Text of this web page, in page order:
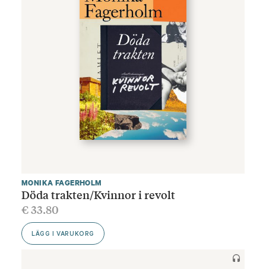
MONIKA FAGERHOLM
Döda trakten/Kvinnor i revolt
€33.80
LÄGG I VARUKORG